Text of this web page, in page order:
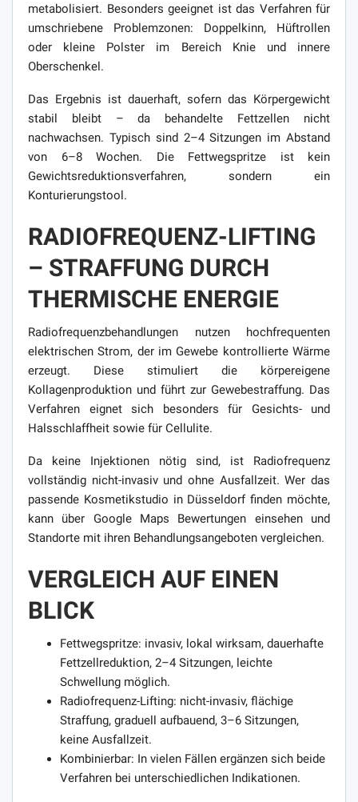
metabolisiert. Besonders geeignet ist das Verfahren für
umschriebene Problemzonen: Doppelkinn, Hüftrollen
oder kleine Polster im Bereich Knie und innere
Oberschenkel.
Das Ergebnis ist dauerhaft, sofern das Körpergewicht
stabil bleibt – da behandelte Fettzellen nicht
nachwachsen. Typisch sind 2–4 Sitzungen im Abstand
von 6–8 Wochen. Die Fettwegspritze ist kein
Gewichtsreduktionsverfahren, sondern ein
Konturierungstool.
RADIOFREQUENZ-LIFTING
– STRAFFUNG DURCH
THERMISCHE ENERGIE
Radiofrequenzbehandlungen nutzen hochfrequenten
elektrischen Strom, der im Gewebe kontrollierte Wärme
erzeugt. Diese stimuliert die körpereigene
Kollagenproduktion und führt zur Gewebestraffung. Das
Verfahren eignet sich besonders für Gesichts- und
Halsschlaffheit sowie für Cellulite.
Da keine Injektionen nötig sind, ist Radiofrequenz
vollständig nicht-invasiv und ohne Ausfallzeit. Wer das
passende Kosmetikstudio in Düsseldorf finden möchte,
kann über Google Maps Bewertungen einsehen und
Standorte mit ihren Behandlungsangeboten vergleichen.
VERGLEICH AUF EINEN
BLICK
Fettwegspritze: invasiv, lokal wirksam, dauerhafte
Fettzellreduktion, 2–4 Sitzungen, leichte
Schwellung möglich.
Radiofrequenz-Lifting: nicht-invasiv, flächige
Straffung, graduell aufbauend, 3–6 Sitzungen,
keine Ausfallzeit.
Kombinierbar: In vielen Fällen ergänzen sich beide
Verfahren bei unterschiedlichen Indikationen.